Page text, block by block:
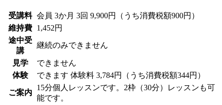
受講料 会員 3か月 3回 9,900円（うち消費税額900円）
維持費
1,452円
途中受
講
継続のみできません
見学
できません
体験
できます 体験料 3,784円（うち消費税額344円）
ご案内
15分個人レッスンです。2枠（30分）レッスンも可
能です。